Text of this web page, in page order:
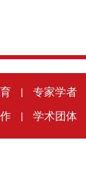
| 专家学者
| 学术团体